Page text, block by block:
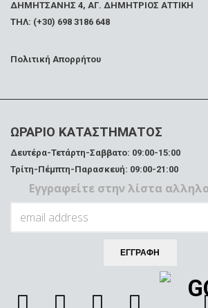
ΔΗΜΗΤΣΑΝΗΣ 4, ΑΓ. ΔΗΜΗΤΡΙΟΣ ΑΤΤΙΚΗ
ΤΗΛ: (+30) 698 3186 648
Πολιτική Απορρήτου
ΩΡΑΡΙΟ ΚΑΤΑΣΤΗΜΑΤΟΣ
Δευτέρα-Τετάρτη-Σαββατο: 09:00-15:00
Τρίτη-Πέμπτη-Παρασκευή: 09:00-21:00
Εγγραφείτε στην λίστα